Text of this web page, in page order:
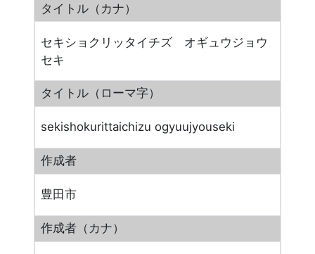
タイトル（カナ）
セキショクリッタイチズ オギュウジョウ
セキ
タイトル（ローマ字）
sekishokurittaichizu ogyuujyouseki
作成者
豊田市
作成者（カナ）